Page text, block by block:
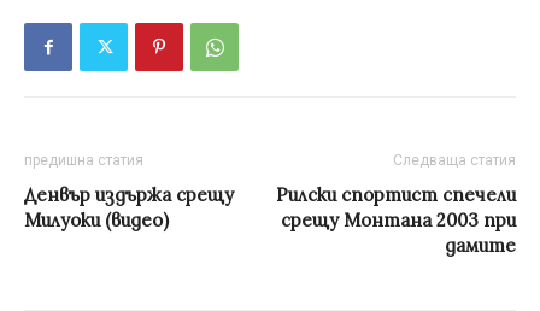
предишна статия
Денвър издържа срещу
Милуоки (видео)
Следваща статия
Рилски спортист спечели
срещу Монтана 2003 при
дамите